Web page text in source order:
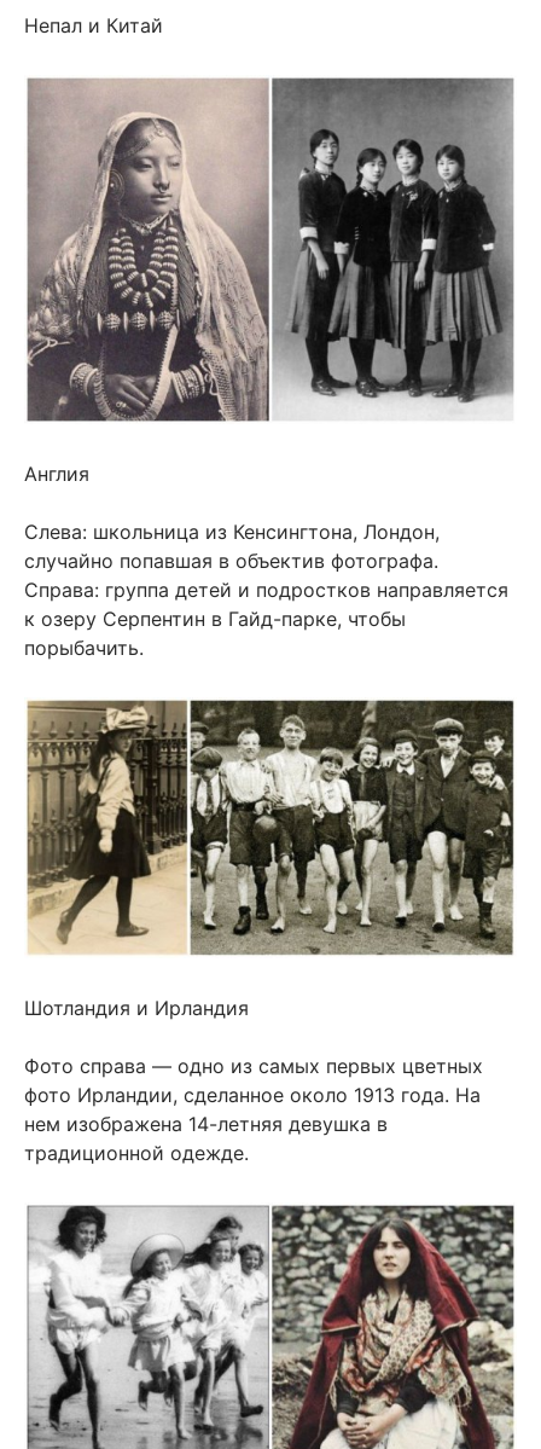
Непал и Китай
Англия
Слева: школьница из Кенсингтона, Лондон,
случайно попавшая в объектив фотографа.
Справа: группа детей и подростков направляется
к озеру Серпентин в Гайд-парке, чтобы
порыбачить.
Шотландия и Ирландия
Фото справа — одно из самых первых цветных
фото Ирландии, сделанное около 1913 года. На
нем изображена 14-летняя девушка в
традиционной одежде.